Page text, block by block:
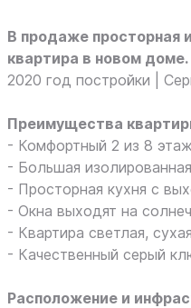
В продаже просторная
квартира в новом доме.
2020 год постройки |
Преимущества
- Комфортный 2 из 8
- Большая
- Просторная кухня с
- Окна выходят на
- Квартира светлая,
- Качественный серый
Расположение и